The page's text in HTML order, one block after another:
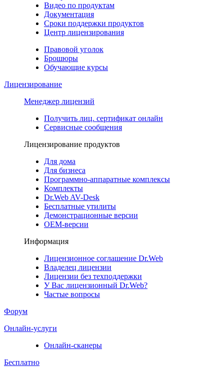
Видео по продуктам
Документация
Сроки поддержки продуктов
Центр лицензирования
Правовой уголок
Брошюры
Обучающие курсы
Лицензирование
Менеджер лицензий
Получить лиц. сертификат онлайн
Сервисные сообщения
Лицензирование продуктов
Для дома
Для бизнеса
Программно-аппаратные комплексы
Комплекты
Dr.Web AV-Desk
Бесплатные утилиты
Демонстрационные версии
ОЕМ-версии
Информация
Лицензионное соглашение Dr.Web
Владелец лицензии
Лицензии без техподдержки
У Вас лицензионный Dr.Web?
Частые вопросы
Форум
Онлайн-услуги
Онлайн-сканеры
Бесплатно